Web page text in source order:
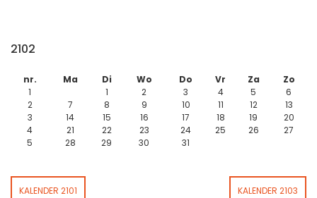
2102
nr. Ma Di Wo Do Vr Za
Zo
1
1 2 3 4 5
6
2
7 8 9 10 11 12
13
3
14 15 16 17 18 19
20
4
21 22 23 24 25 26
27
5
28 29 30 31
KALENDER 2101 KALENDER 2103